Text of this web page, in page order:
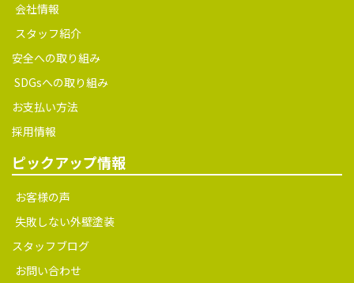
会社情報
スタッフ紹介
安全への取り組み
SDGsへの取り組み
お支払い方法
採用情報
ピックアップ情報
お客様の声
失敗しない外壁塗装
スタッフブログ
お問い合わせ